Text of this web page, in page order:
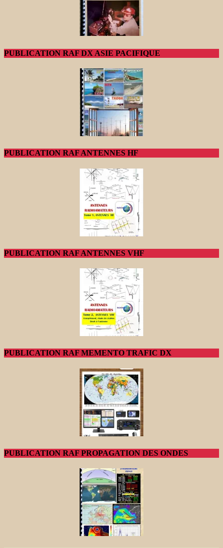
PUBLICATION RAF DX ASIE PACIFIQUE
PUBLICATION RAF ANTENNES HF
PUBLICATION RAF ANTENNES VHF
PUBLICATION RAF MEMENTO TRAFIC DX
PUBLICATION RAF PROPAGATION DES ONDES